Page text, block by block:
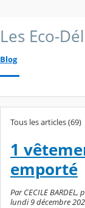
Les Eco-
Blog
Tous les articles (69)
1
emporté
Par CECILE
lundi 9 décembre